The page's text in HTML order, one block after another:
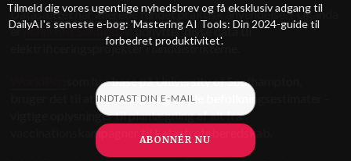
Datasættet har allerede fundet praktisk anvendelse. I Uganda
ernonprofit Sunbird AIudnytter disse data til
elektrificeringsprojekter i landdistrikterne.
som har base på University of Southampton,
bruger det til at forbedre de globale befolkningsestimater -
vigtige oplysninger til planlægning af alt fra
vaccinationskampagner til katastrofeberedskab.
Tilmeld dig vores ugentlige nyhedsbrev og få eksklusiv adgang til
DailyAI's seneste e-bog: 'Mastering AI Tools: Din 2024-guide til
forbedret produktivitet'.
ABONNÉR NU